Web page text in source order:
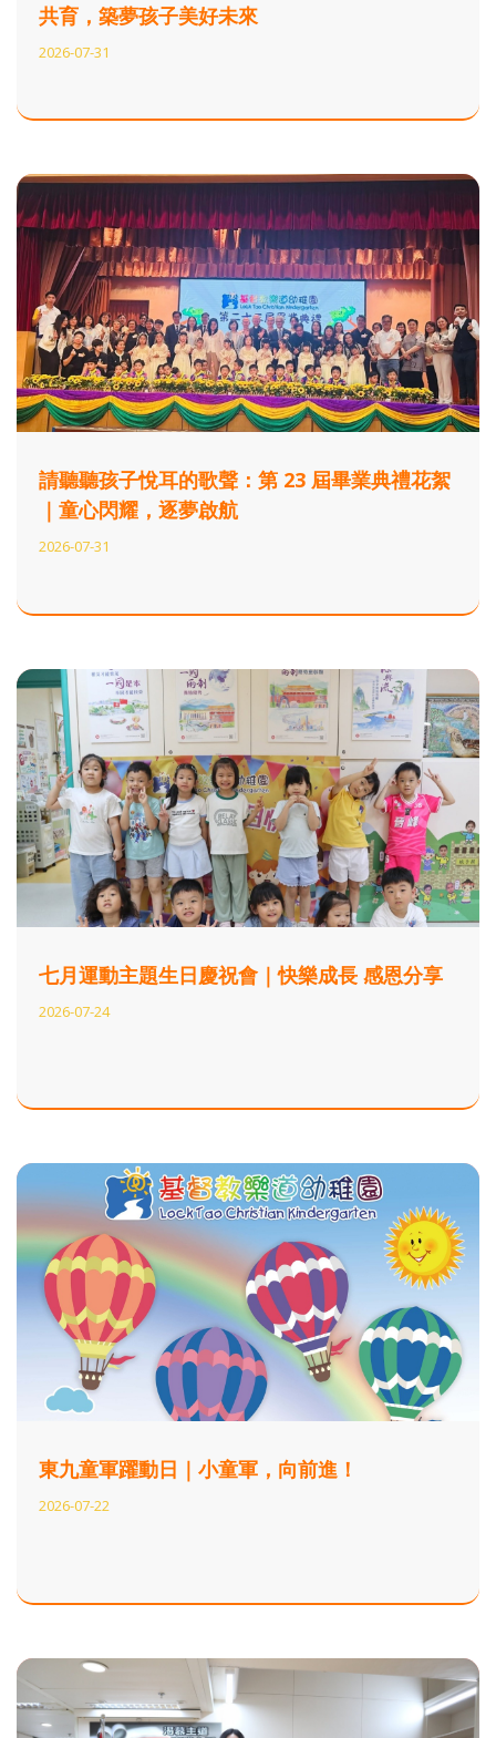
共育，築夢孩子美好未來
2026-07-31
請聽聽孩子悅耳的歌聲：第 23 屆畢業典禮花絮
｜童心閃耀，逐夢啟航
2026-07-31
七月運動主題生日慶祝會｜快樂成長 感恩分享
2026-07-24
東九童軍躍動日｜小童軍，向前進！
2026-07-22